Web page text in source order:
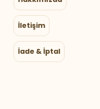
İletişim
İade & İptal